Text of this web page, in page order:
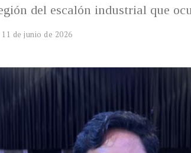
del escalón industrial que
11 de junio de 2026